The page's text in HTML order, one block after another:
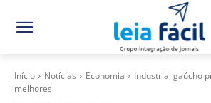
Início Notícias Economia
Industrial gaúcho
melhores